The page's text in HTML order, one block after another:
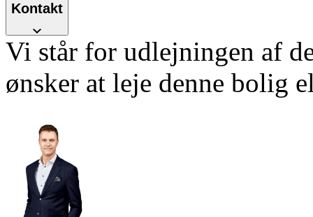
Kontakt
Vi står for udlejningen af
ønsker at leje denne bolig